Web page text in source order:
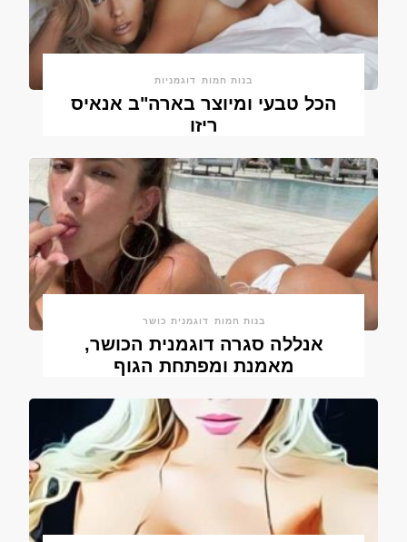
בנות חמות דוגמניות
הכל טבעי ומיוצר בארה"ב אנאיס
ריזו
בנות חמות דוגמנית כושר
אנללה סגרה דוגמנית הכושר,
מאמנת ומפתחת הגוף